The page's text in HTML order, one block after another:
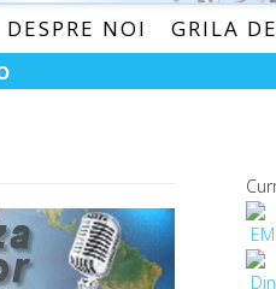
DESPRE NOI GRILA